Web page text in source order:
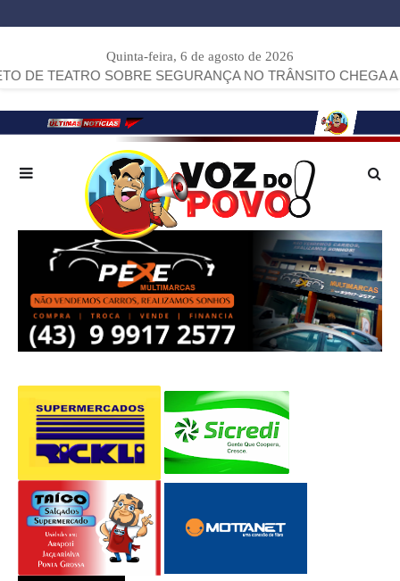
Quinta-feira, 6 de agosto de 2026
SOBRE SEGURANÇA NO TRÂNSITO CHEGA A ARAPOTI. >>